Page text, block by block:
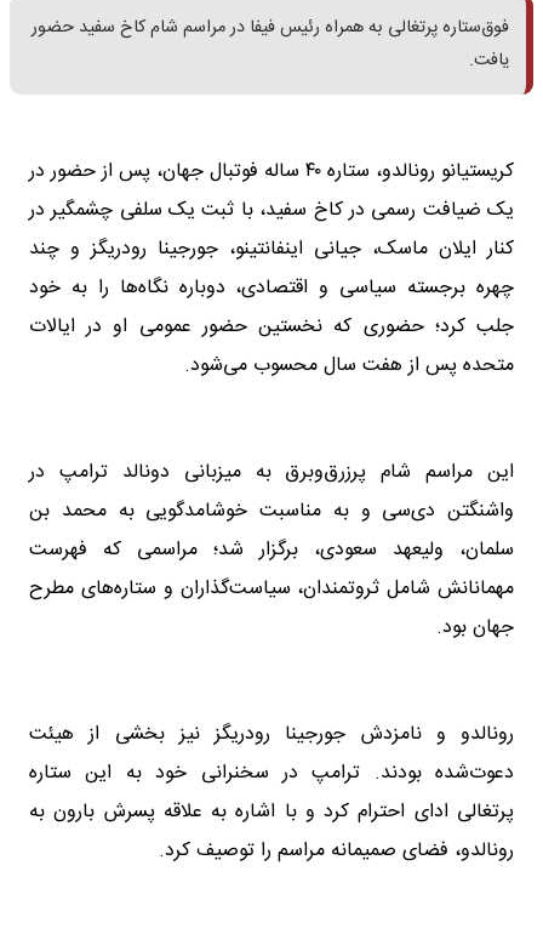
فوق‌ستاره پرتغالی به همراه رئیس فیفا در مراسم شام کاخ سفید حضور
یافت.
کریستیانو رونالدو، ستاره ۴۰ ساله فوتبال جهان، پس از حضور در
یک ضیافت رسمی در کاخ سفید، با ثبت یک سلفی چشمگیر در
کنار ایلان ماسک، جیانی اینفانتینو، جورجینا رودریگز و چند
چهره برجسته سیاسی و اقتصادی، دوباره نگاه‌ها را به خود
جلب کرد؛ حضوری که نخستین حضور عمومی او در ایالات
متحده پس از هفت سال محسوب می‌شود.
این مراسم شام پرزرق‌وبرق به میزبانی دونالد ترامپ در
واشنگتن دی‌سی و به مناسبت خوشامدگویی به محمد بن
سلمان، ولیعهد سعودی، برگزار شد؛ مراسمی که فهرست
مهمانانش شامل ثروتمندان، سیاست‌گذاران و ستاره‌های مطرح
جهان بود.
رونالدو و نامزدش جورجینا رودریگز نیز بخشی از هیئت
دعوت‌شده بودند. ترامپ در سخنرانی خود به این ستاره
پرتغالی ادای احترام کرد و با اشاره به علاقه پسرش بارون به
رونالدو، فضای صمیمانه مراسم را توصیف کرد.